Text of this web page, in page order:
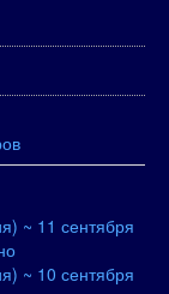
~ 11 сентября
~ 10 сентября